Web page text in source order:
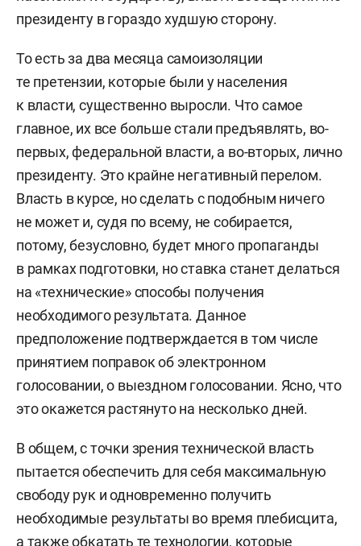
президенту в гораздо худшую сторону.
То есть за два месяца самоизоляции
те претензии, которые были у населения
к власти, существенно выросли. Что самое
главное, их все больше стали предъявлять, во-
первых, федеральной власти, а во-вторых, лично
президенту. Это крайне негативный перелом.
Власть в курсе, но сделать с подобным ничего
не может и, судя по всему, не собирается,
потому, безусловно, будет много пропаганды
в рамках подготовки, но ставка станет делаться
на «технические» способы получения
необходимого результата. Данное
предположение подтверждается в том числе
принятием поправок об электронном
голосовании, о выездном голосовании. Ясно, что
это окажется растянуто на несколько дней.
В общем, с точки зрения технической власть
пытается обеспечить для себя максимальную
свободу рук и одновременно получить
необходимые результаты во время плебисцита,
а также обкатать те технологии, которые